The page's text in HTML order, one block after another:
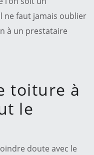
ne faut jamais oublier
à un prestataire
toiture à
le
doute avec le